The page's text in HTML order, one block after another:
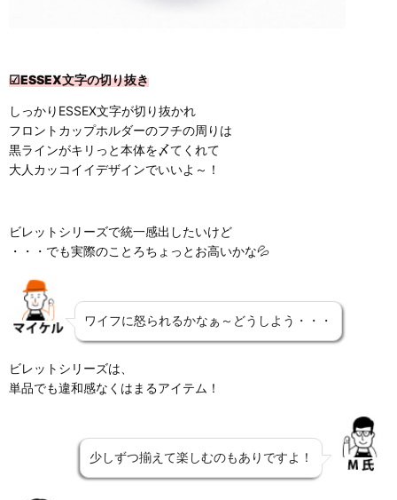
☑ESSEX文字の切り抜き
しっかりESSEX文字が切り抜かれ
フロントカップホルダーのフチの周りは
黒ラインがキリっと本体を〆てくれて
大人カッコイイデザインでいいよ～！
ビレットシリーズで統一感出したいけど
・・・でも実際のことろちょっとお高いかな💦
ワイフに怒られるかなぁ～どうしよう・・・
ビレットシリーズは、
単品でも違和感なくはまるアイテム！
少しずつ揃えて楽しむのもありですよ！